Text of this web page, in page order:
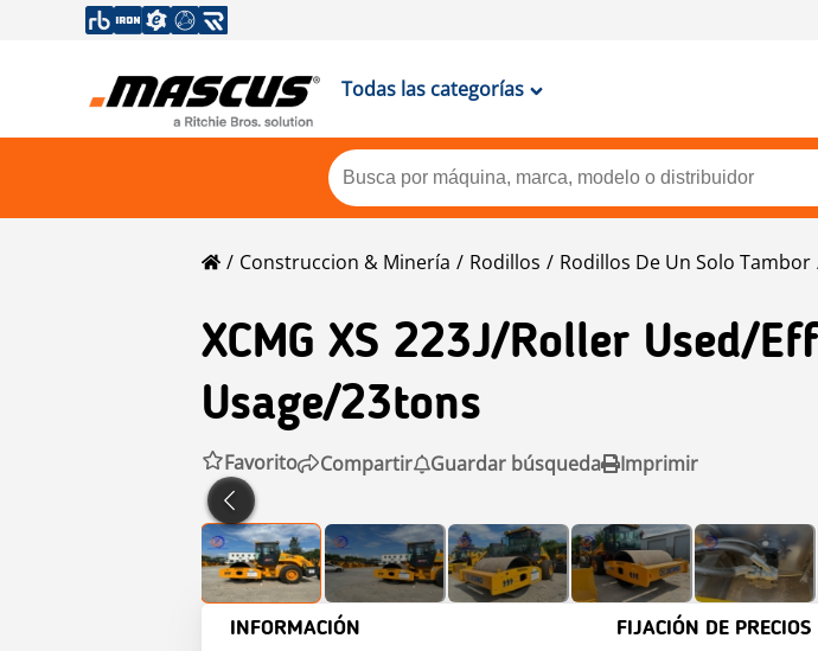
Todas las categorías
Construccion & Minería Rodillos Rodillos De Un Solo Tambor
XCMG XS 223J/roller Used/
Usage/23tons
Favorito Compartir Guardar búsqueda Imprimir
INFORMACIÓN FIJACIÓN DE PRECIOS